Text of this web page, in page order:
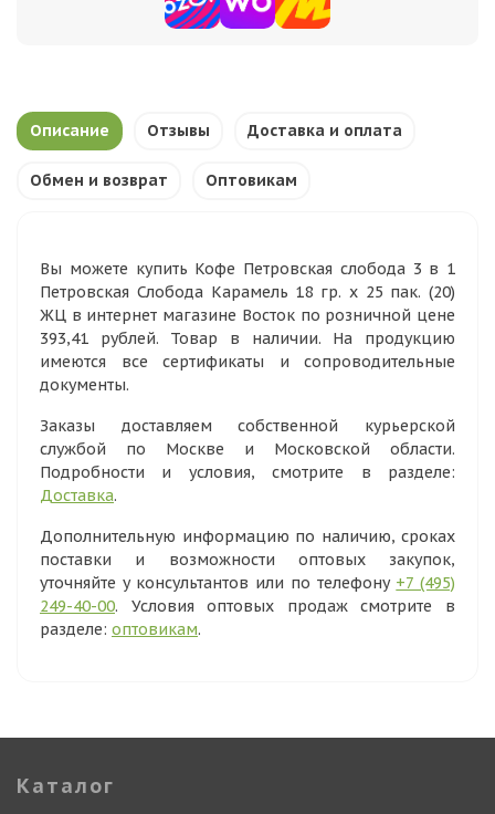
Описание Отзывы Доставка и оплата
Обмен и возврат Оптовикам
Вы можете купить Кофе Петровская слобода 3 в 1
Петровская Слобода Карамель 18 гр. х 25 пак. (20)
ЖЦ в интернет магазине Восток по розничной цене
393,41 рублей. Товар в наличии. На продукцию
имеются все сертификаты и сопроводительные
документы.
Заказы доставляем собственной курьерской
службой по Москве и Московской области.
Подробности и условия, смотрите в разделе:
Доставка.
Дополнительную информацию по наличию, сроках
поставки и возможности оптовых закупок,
уточняйте у консультантов или по телефону +7 (495)
249-40-00. Условия оптовых продаж смотрите в
разделе: оптовикам.
Каталог